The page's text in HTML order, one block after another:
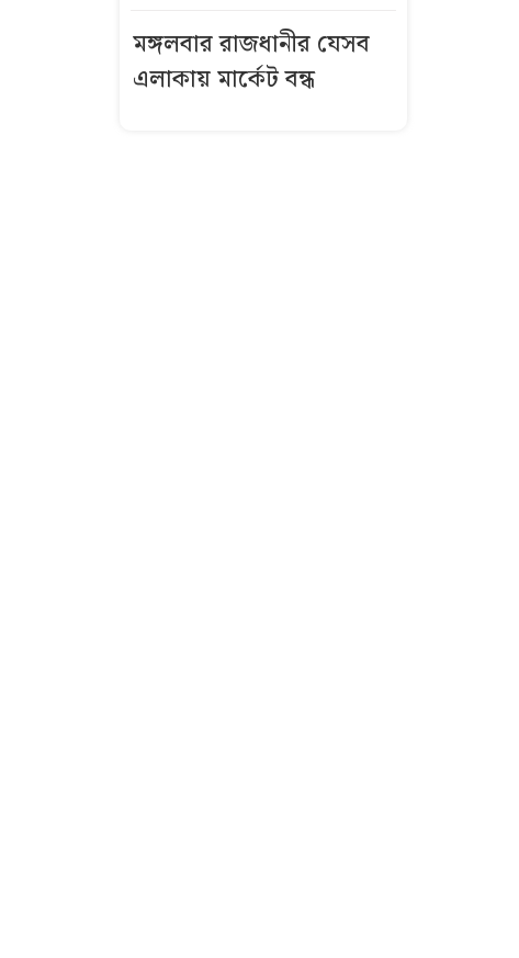
সম্পর্ক, জামায়াত
নেতা দল থেকে
বহিষ্কার
মঙ্গলবার রাজধানীর যেসব
এলাকায় মার্কেট বন্ধ